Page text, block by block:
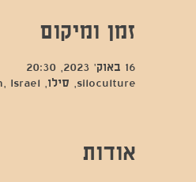
זמן ומיקום
16 באוק׳ 2023, 20:30
siloculture, סילו, Hod Hasharon, Israel
אודות